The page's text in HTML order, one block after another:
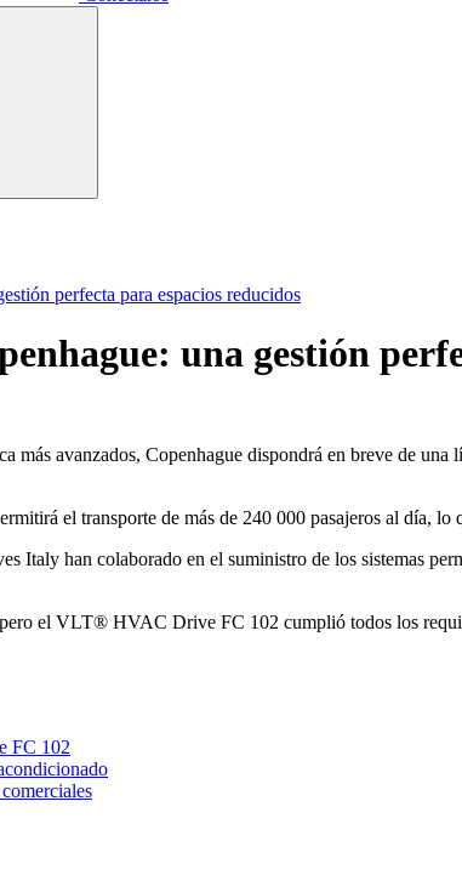
perfecta para espacios reducidos
una gestión
más avanzados, Copenhague dispondrá en breve de
el transporte de más de 240 000 pasajeros al día, lo
Italy han colaborado en el suministro de los sistemas
el VLT® HVAC Drive FC 102 cumplió todos los
FC 102